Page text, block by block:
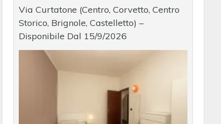
Via Curtatone (Centro, Corvetto, Centro
Storico, Brignole, Castelletto) –
Disponibile Dal 15/9/2026